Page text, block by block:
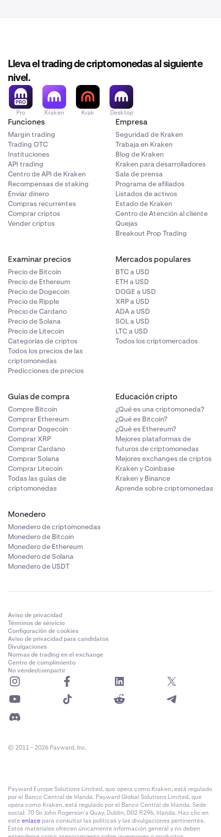
Lleva el trading de criptomonedas al siguiente
nivel.
Pro Kraken Krak Desktop
Funciones
Margin trading
Trading OTC
Instituciones
API trading
Centro de API de Kraken
Recompensas de staking
Enviar dinero
Compras recurrentes
Comprar criptos
Vender criptos
Empresa
Seguridad de Kraken
Trabaja en Kraken
Blog de Kraken
Kraken para desarrolladores
Sala de prensa
Programa de afiliados
Listados de activos
Estado de Kraken
Centro de Atención al cliente
Quejas
Breakout Prop Trading
Examinar precios
Precio de Bitcoin
Precio de Ethereum
Precio de Dogecoin
Precio de Ripple
Precio de Cardano
Precio de Solana
Precio de Litecoin
Categorías de criptos
Todos los precios de las
criptomonedas
Predicciones de precios
Mercados populares
BTC a USD
ETH a USD
DOGE a USD
XRP a USD
ADA a USD
SOL a USD
LTC a USD
Todos los criptomercados
Guías de compra
Compre Bitcoin
Comprar Ethereum
Comprar Dogecoin
Comprar XRP
Comprar Cardano
Comprar Solana
Comprar Litecoin
Todas las guías de
criptomonedas
Educación cripto
¿Qué es una criptomoneda?
¿Qué es Bitcoin?
¿Qué es Ethereum?
Mejores plataformas de
futuros de criptomonedas
Mejores exchanges de criptos
Kraken y Coinbase
Kraken y Binance
Aprende sobre criptomonedas
Monedero
Monedero de criptomonedas
Monedero de Bitcoin
Monedero de Ethereum
Monedero de Solana
Monedero de USDT
Aviso de privacidad
Términos de servicio
Configuración de cookies
Aviso de privacidad para candidatos
Divulgaciones
Normas de trading en el exchange
Centro de cumplimiento
No vender/compartir
© 2011 - 2026 Payward, Inc.
Payward Europe Solutions Limited, que opera como Kraken, está regulado
por el Banco Central de Irlanda. Payward Global Solutions Limited, que
opera como Kraken, está regulado por el Banco Central de Irlanda. Sede
social: 70 Sir John Rogerson’s Quay, Dublin, D02 R296, Irlanda. Haz clic en
esteenlace para consultar las políticas y las divulgaciones pertinentes.
Estos materiales ofrecen únicamente información general y no deben